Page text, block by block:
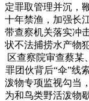
定罪取管理并沉，
十年禁渔，加强长
带查察机关落实冲
状不法捕捞水产物
区查察院审查蔡某
罪团伙背后“伞”线
泼物专项监视勾当
为和鸟类野活泼物